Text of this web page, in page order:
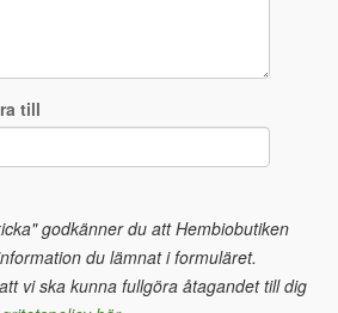
till
godkänner du att Hembiobutiken
du lämnat i formuläret.
vi ska kunna fullgöra åtagandet till dig